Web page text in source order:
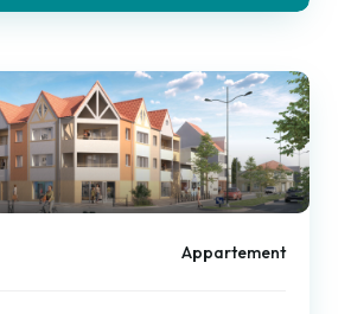
Appartement